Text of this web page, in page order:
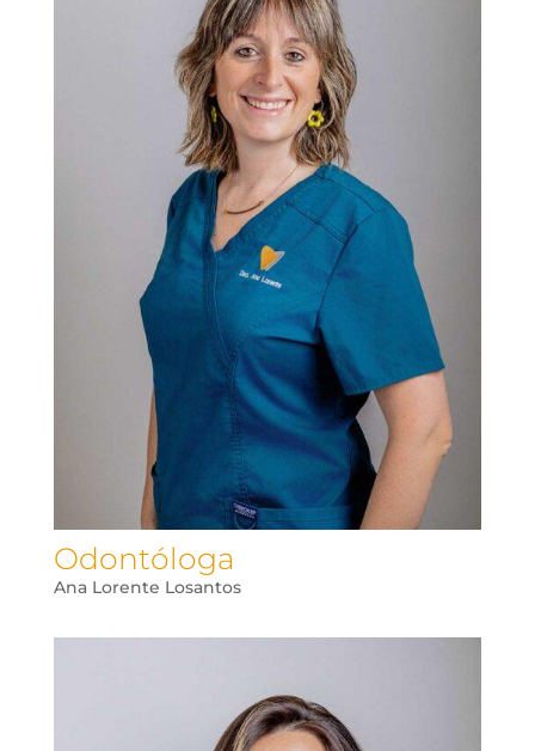
Odontóloga
Ana Lorente Losantos